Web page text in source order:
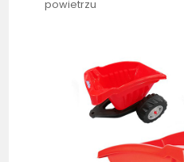
powietrzu